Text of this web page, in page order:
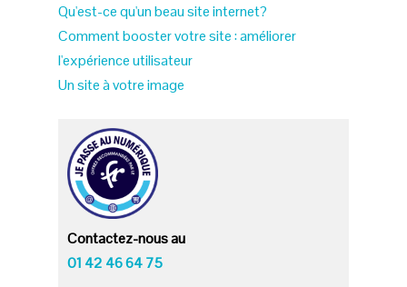
Qu'est-ce qu'un beau site internet?
Comment booster votre site : améliorer
l'expérience utilisateur
Un site à votre image
Contactez-nous au
01 42 46 64 75